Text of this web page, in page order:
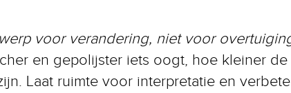
voor verandering, niet voor
en gepolijster iets oogt, hoe kleiner
Laat ruimte voor interpretatie en